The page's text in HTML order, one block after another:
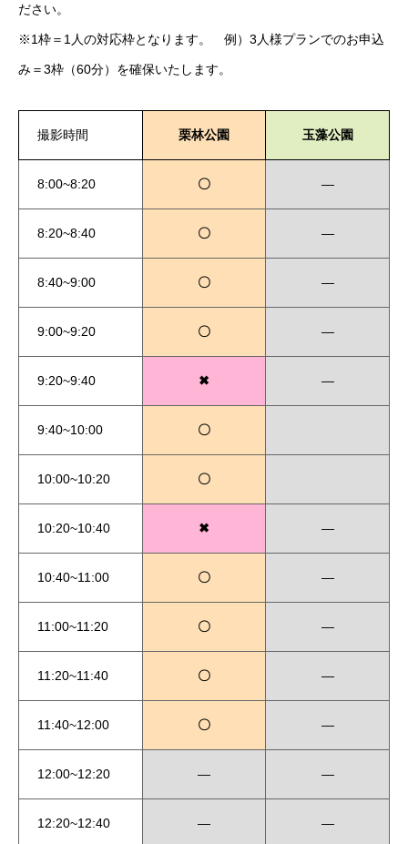
ださい。
※1枠＝1人の対応枠となります。 例）3人様プランでのお申込
み＝3枠（60分）を確保いたします。
撮影時間 栗林公園 玉藻公園
8:00~8:20 〇 ―
8:20~8:40 〇 ―
8:40~9:00 〇 ―
9:00~9:20 〇 ―
9:20~9:40 ✖ ―
9:40~10:00 〇
10:00~10:20 〇
10:20~10:40 ✖ ―
10:40~11:00 〇 ―
11:00~11:20 〇 ―
11:20~11:40 〇 ―
11:40~12:00 〇 ―
12:00~12:20 ― ―
12:20~12:40 ― ―